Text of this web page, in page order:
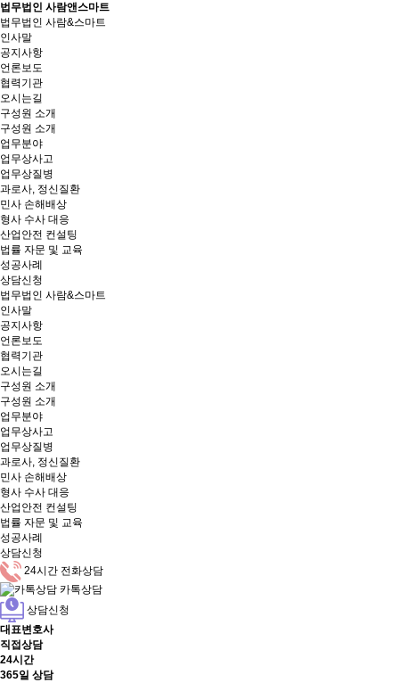
법무법인 사람앤스마트
법무법인 사람&스마트
인사말
공지사항
언론보도
협력기관
오시는길
구성원 소개
구성원 소개
업무분야
업무상사고
업무상질병
과로사, 정신질환
민사 손해배상
형사 수사 대응
산업안전 컨설팅
법률 자문 및 교육
성공사례
상담신청
법무법인 사람&스마트
인사말
공지사항
언론보도
협력기관
오시는길
구성원 소개
구성원 소개
업무분야
업무상사고
업무상질병
과로사, 정신질환
민사 손해배상
형사 수사 대응
산업안전 컨설팅
법률 자문 및 교육
성공사례
상담신청
24시간 전화상담
카톡상담
상담신청
대표변호사
직접상담
24시간
365일 상담